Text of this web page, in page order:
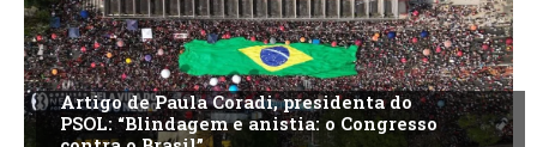
Artigo de Paula Coradi, presidenta do
PSOL: “Blindagem e anistia: o Congresso